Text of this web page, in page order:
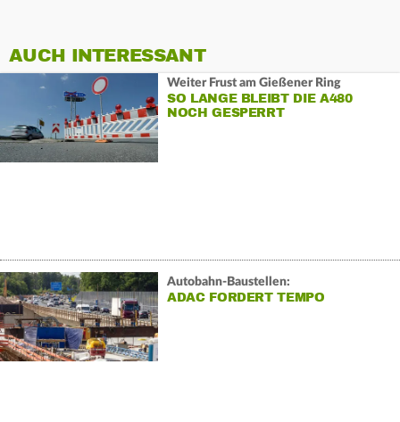
AUCH INTERESSANT
Weiter Frust am Gießener Ring
SO LANGE BLEIBT DIE A480
NOCH GESPERRT
Autobahn-Baustellen:
ADAC FORDERT TEMPO